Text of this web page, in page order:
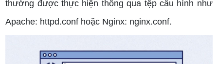
thường được thực hiện thông qua tệp cấu hình như
Apache: httpd.conf hoặc Nginx: nginx.conf.